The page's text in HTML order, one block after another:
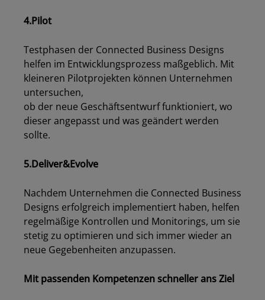
4.Pilot
Testphasen der Connected Business Designs
helfen im Entwicklungsprozess maßgeblich. Mit
kleineren Pilotprojekten können Unternehmen
untersuchen,
ob der neue Geschäftsentwurf funktioniert, wo
dieser angepasst und was geändert werden
sollte.
5.Deliver&Evolve
Nachdem Unternehmen die Connected Business
Designs erfolgreich implementiert haben, helfen
regelmäßige Kontrollen und Monitorings, um sie
stetig zu optimieren und sich immer wieder an
neue Gegebenheiten anzupassen.
Mit passenden Kompetenzen schneller ans Ziel